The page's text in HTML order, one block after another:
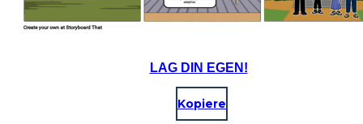
LAG DIN EGEN!
Kopiere